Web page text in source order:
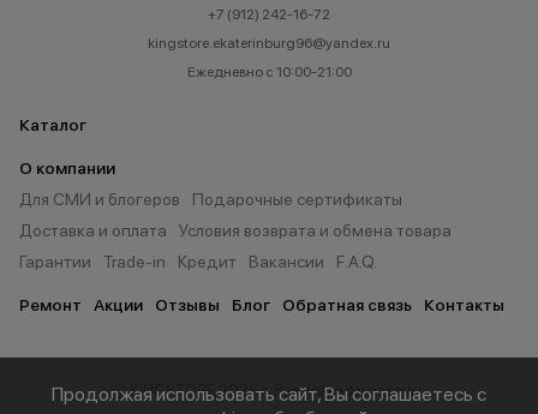
+7 (912) 242-16-72
kingstore.ekaterinburg96@yandex.ru
Ежедневно с 10:00-21:00
Каталог
О компании
Для СМИ и блогеров
Подарочные сертификаты
Доставка и оплата
Условия возврата и обмена товара
Гарантии
Trade-in Кредит Вакансии F.A.Q.
Ремонт Акции Отзывы Блог Обратная связь Контакты
© KINGSTORE 2026 г. Все права защищены.
Продолжая использовать сайт, Вы соглашаетесь с